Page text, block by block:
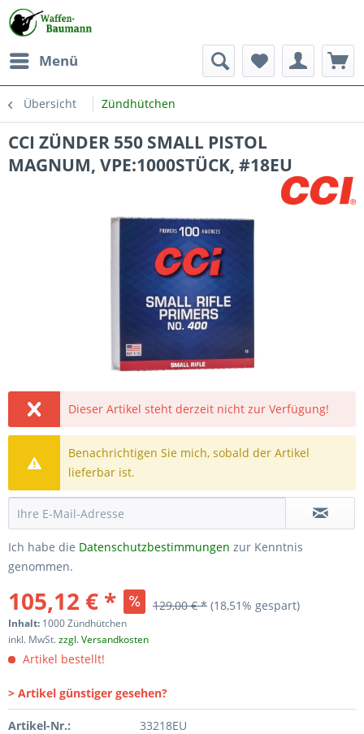
Menü
Übersicht Zündhütchen
CCI ZÜNDER 550 SMALL PISTOL
MAGNUM, VPE:1000STÜCK, #18EU
Dieser Artikel steht derzeit nicht zur Verfügung!
Benachrichtigen Sie mich, sobald der Artikel
lieferbar ist.
Ich habe die Datenschutzbestimmungen zur Kenntnis
genommen.
105,12 € * 129,00 € * (18,51% gespart)
Inhalt: 1000 Zündhütchen
inkl. MwSt.zzgl. Versandkosten
Artikel bestellt!
> Artikel günstiger gesehen?
Artikel-Nr.: 33218EU